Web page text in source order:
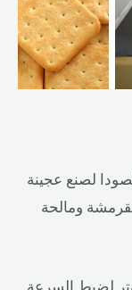
لصنع عجينة
ومالحة
لضبط السرعة